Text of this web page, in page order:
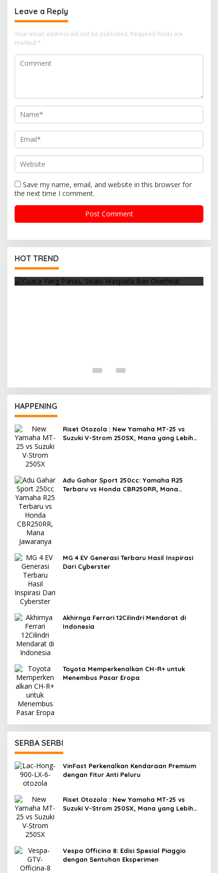
Leave a Reply
Your email address will not be published. Required fields are
marked *
Save my name, email, and website in this browser for
the next time I comment.
HOT TREND
Overheat
HAPPENING
Riset Otozola : New Yamaha MT-25 vs
Suzuki V-Strom 250SX, Mana yang Lebih
Adu Gahar Sport 250cc: Yamaha R25
Terbaru vs Honda CBR250RR, Mana
MG 4 EV Generasi Terbaru Hasil Inspirasi
Dari Cyberster
Akhirnya Ferrari 12Cilindri Mendarat di
Indonesia
Toyota Memperkenalkan CH-R+ untuk
Menembus Pasar Eropa
SERBA SERBI
VinFast Perkenalkan Kendaraan Premium
dengan Fitur Anti Peluru
Riset Otozola : New Yamaha MT-25 vs
Suzuki V-Strom 250SX, Mana yang Lebih
Vespa Officina 8: Edisi Spesial Piaggio
dengan Sentuhan Eksperimen